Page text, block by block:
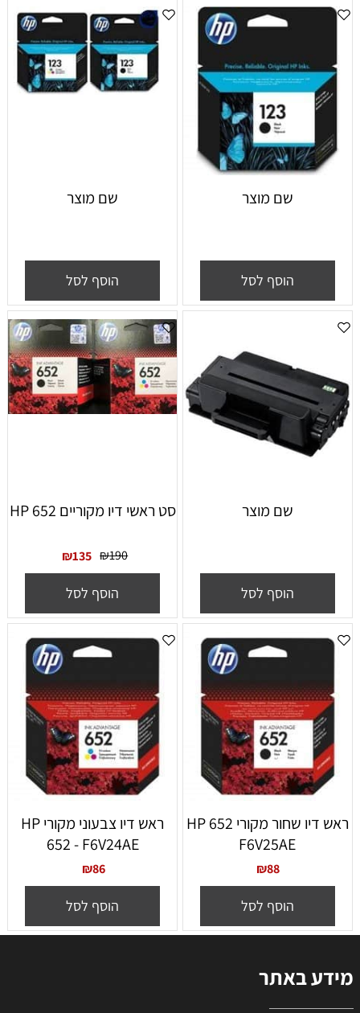
שם מוצר
הוסף לסל
שם מוצר
הוסף לסל
שם מוצר
הוסף לסל
סט ראשי דיו מקוריים HP 652
₪190
₪135
הוסף לסל
ראש דיו שחור מקורי 652 HP
F6V25AE
₪88
הוסף לסל
ראש דיו צבעוני מקורי HP
652 - F6V24AE
₪86
הוסף לסל
מידע באתר